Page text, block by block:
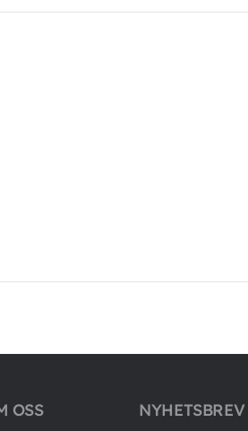
OSS NYHETSBREV